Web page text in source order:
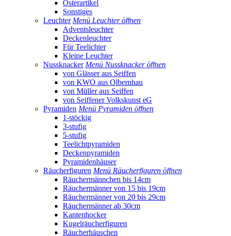
Osterartikel
Sonstiges
Leuchter Menü Leuchter öffnen
Adventsleuchter
Deckenleuchter
Für Teelichter
Kleine Leuchter
Nussknacker Menü Nussknacker öffnen
von Glässer aus Seiffen
von KWO aus Olbernhau
von Müller aus Seiffen
von Seiffener Volkskunst eG
Pyramiden Menü Pyramiden öffnen
1-stöckig
3-stufig
5-stufig
Teelichtpyramiden
Deckenpyramiden
Pyramidenhäuser
Räucherfiguren Menü Räucherfiguren öffnen
Räuchermännchen bis 14cm
Räuchermänner von 15 bis 19cm
Räuchermänner von 20 bis 29cm
Räuchermänner ab 30cm
Kantenhocker
Kugelräucherfiguren
Räucherhäuschen